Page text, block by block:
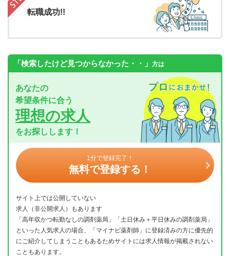
転職成功!!
「検索したけど見つからなかった・・」 方は
あなたの
希望条件に合う
理想の求人
をお探しします！
1分で登録完了！
無料で登録する！
サイト上では公開していない
求人（非公開求人）もあります
「高年収かつ転勤なしの調剤薬局」「土日休み＋平日休みの調剤薬局」
といった人気求人の場合、「マイナビ薬剤師」に登録済みの方に優先的
にご紹介してしまうこともあるためサイトには求人情報が掲載されない
こともあります。